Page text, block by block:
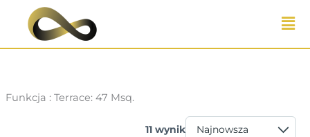
Przejdź
Funkcja : Terrace: 47 Msq.
11 wynik